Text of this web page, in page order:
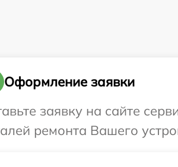
Оформление заявки
заявку на сайте
ремонта Вашего